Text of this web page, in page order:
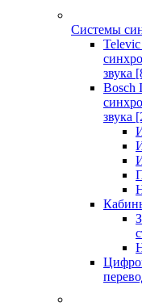
Системы
звука
Bosch
звука